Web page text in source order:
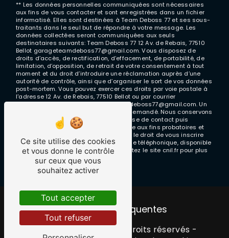
** Les données personnelles communiquées sont nécessaires
aux fins de vous contacter et sont enregistrées dans un fichier
informatisé. Elles sont destinées à Team Deboss 77 et ses sous-
traitants dans le seul but de répondre à votre message. Les
données collectées seront communiquées aux seuls
destinataires suivants: Team Deboss 77 12 Av. de Rebais, 77510
Bellot garageteamdeboss77@gmail.com. Vous disposez de
droits d’accès, de rectification, d’effacement, de portabilité, de
limitation, d’opposition, de retrait de votre consentement à tout
moment et du droit d’introduire une réclamation auprès d’une
autorité de contrôle, ainsi que d’organiser le sort de vos données
post-mortem. Vous pouvez exercer ces droits par voie postale à
l'adresse 12 Av. de Rebais, 77510 Bellot ou par courrier
électronique à l'adresse garageteamdeboss77@gmail.com. Un
justificatif d'identité pourra vous être demandé. Nous conservons
vos données pendant la période de prise de contact puis
pendant la durée de prescription légale aux fins probatoires et
de gestion des contentieux. Vous avez le droit de vous inscrire
sur la liste d'opposition au démarchage téléphonique, disponible
à cette adresse:Bloctel.gouv.fr. Consultez le site cnil.fr pour plus
d’informations sur vos droits.
Recherches fréquentes
- 2026 - Tous droits réservés -
Ce site utilise des cookies
et vous donne le contrôle
sur ceux que vous
souhaitez activer
Tout accepter
Tout refuser